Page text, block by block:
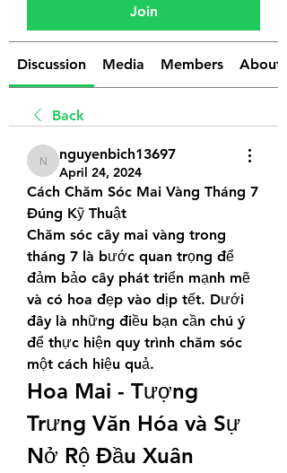
Join
Discussion Media Members About
Back
nguyenbich13697
nguyenbich13697
April 24, 2024
Cách Chăm Sóc Mai Vàng Tháng 7
Đúng Kỹ Thuật
Chăm sóc cây mai vàng trong
tháng 7 là bước quan trọng để
đảm bảo cây phát triển mạnh mẽ
và có hoa đẹp vào dịp tết. Dưới
đây là những điều bạn cần chú ý
để thực hiện quy trình chăm sóc
một cách hiệu quả.
Hoa Mai - Tượng
Trưng Văn Hóa và Sự
Nở Rộ Đầu Xuân